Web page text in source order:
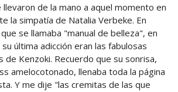
de la mano a aquel momento en
la simpatía de Natalia Verbeke. En
se llamaba "manual de belleza", en
última adicción eran las fabulosas
de Kenzoki. Recuerdo que su sonrisa,
amelocotonado, llenaba toda la página
Y me dije "las cremitas de las que